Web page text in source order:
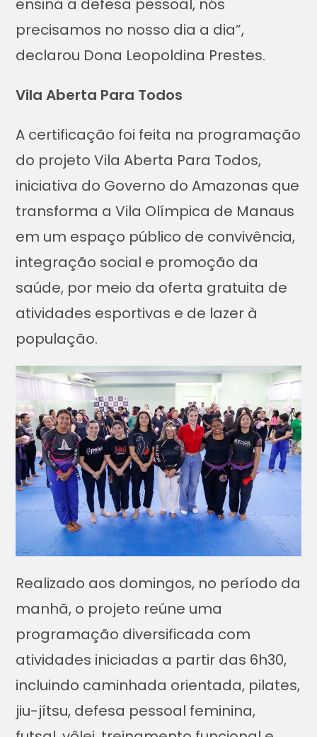
ensina a defesa pessoal, nós
precisamos no nosso dia a dia”,
declarou Dona Leopoldina Prestes.
Vila Aberta Para Todos
A certificação foi feita na programação
do projeto Vila Aberta Para Todos,
iniciativa do Governo do Amazonas que
transforma a Vila Olímpica de Manaus
em um espaço público de convivência,
integração social e promoção da
saúde, por meio da oferta gratuita de
atividades esportivas e de lazer à
população.
Realizado aos domingos, no período da
manhã, o projeto reúne uma
programação diversificada com
atividades iniciadas a partir das 6h30,
incluindo caminhada orientada, pilates,
jiu-jítsu, defesa pessoal feminina,